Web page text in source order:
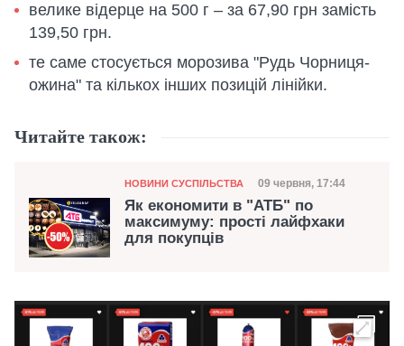
велике відерце на 500 г – за 67,90 грн замість
139,50 грн.
те саме стосується морозива "Рудь Чорниця-
ожина" та кількох інших позицій лінійки.
Читайте також:
Категорія
НОВИНИ СУСПІЛЬСТВА Дата публікації
09 червня, 17:44
Як економити в "АТБ" по
максимуму: прості лайфхаки
для покупців